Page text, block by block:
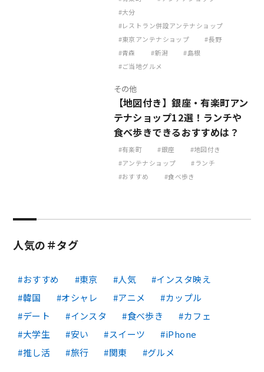
大分
レストラン併設アンテナショップ
東京アンテナショップ
長野
青森
新潟
島根
ご当地グルメ
その他
【地図付き】銀座・有楽町アン
テナショップ12選！ランチや
食べ歩きできるおすすめは？
有楽町 銀座
地図付き
アンテナショップ
ランチ
おすすめ
食べ歩き
人気の＃タグ
おすすめ 東京 人気
インスタ映え
韓国
オシャレ アニメ
カップル
デート
インスタ 食べ歩き
カフェ
大学生
安い スイーツ
iPhone
推し活
旅行 関東 グルメ